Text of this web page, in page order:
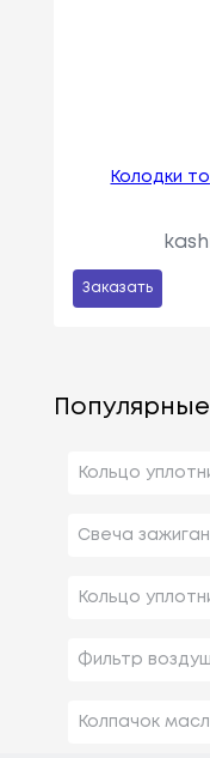
Колодки
Заказать
Кольцо
Свеча
Кольцо
Фильтр
Колпачок